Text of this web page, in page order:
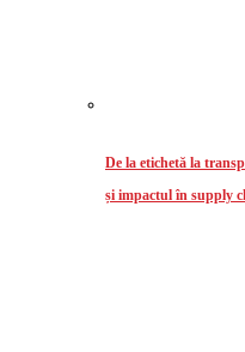
De la etichetă la
și impactul în supply